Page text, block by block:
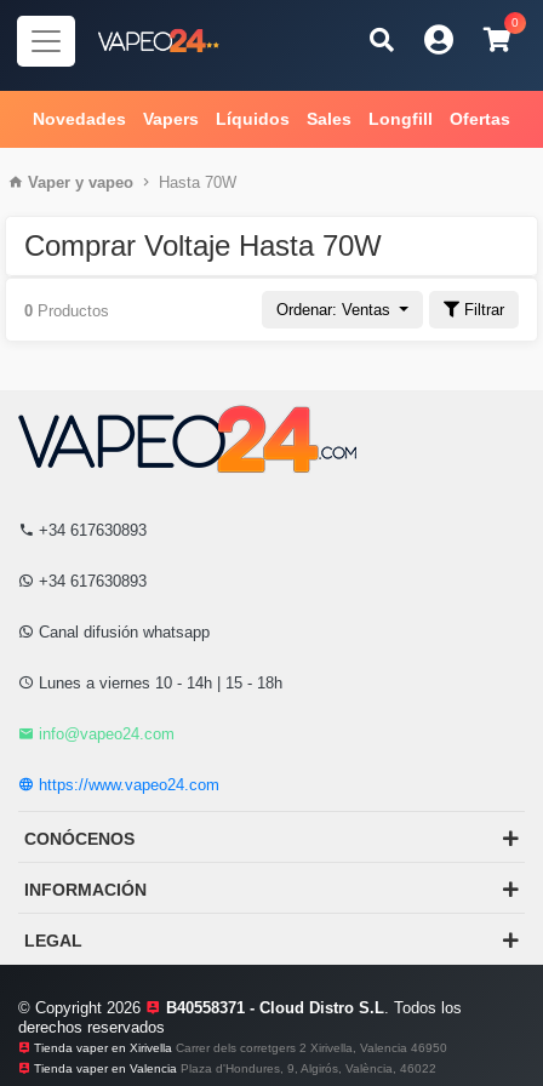
0
Novedades Vapers Líquidos Sales Longfill Ofertas
Vaper y vapeo Hasta 70W
Comprar Voltaje Hasta 70W
Ordenar: Ventas Filtrar
0 Productos
+34 617630893
+34 617630893
Canal difusión whatsapp
Lunes a viernes 10 - 14h | 15 - 18h
info@vapeo24.com
https://www.vapeo24.com
CONÓCENOS
INFORMACIÓN
LEGAL
© Copyright 2026 B40558371 - Cloud Distro S.L. Todos los
derechos reservados
Tienda vaper en Xirivella Carrer dels corretgers 2 Xirivella, Valencia 46950
Tienda vaper en Valencia Plaza d'Hondures, 9, Algirós, València, 46022